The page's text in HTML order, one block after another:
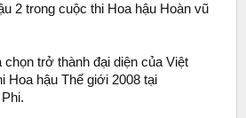
2 trong cuộc thi Hoa hậu Hoàn vũ
trở thành đại diện của Việt
Hoa hậu Thế giới 2008 tại